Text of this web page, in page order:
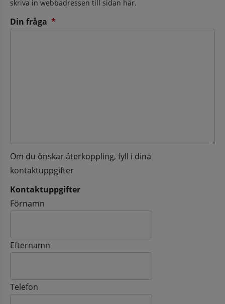
skriva in webbadressen till sidan här.
Din fråga *
Om du önskar återkoppling, fyll i dina
kontaktuppgifter
Kontaktuppgifter
Kontaktuppgifter
Förnamn
Efternamn
Telefon